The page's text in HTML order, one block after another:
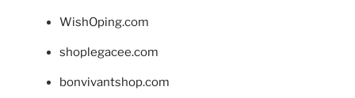
WishOping.com
shoplegacee.com
bonvivantshop.com